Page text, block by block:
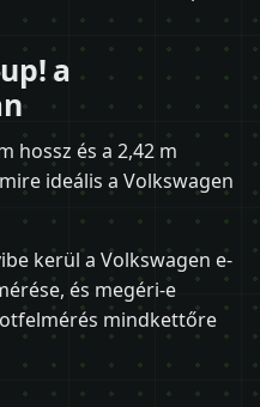
a
hossz és a 2,42 m
ideális a Volkswagen
kerül a Volkswagen e-
és megéri-e
mindkettőre